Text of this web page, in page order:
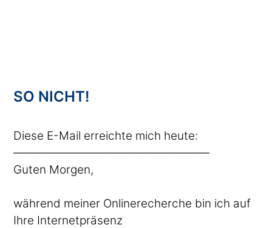
SO NICHT!
Diese E-Mail erreichte mich heute:
—————————————————
Guten Morgen,
während meiner Onlinerecherche bin ich auf
Ihre Internetpräsenz